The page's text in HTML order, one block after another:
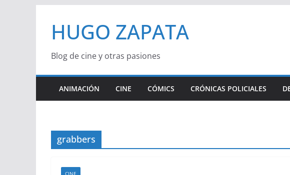
contenido
HUGO ZAPATA
Blog de cine y otras pasiones
ANIMACIÓN CINE CÓMICS CRÓNICAS POLICIALES
grabbers
CINE